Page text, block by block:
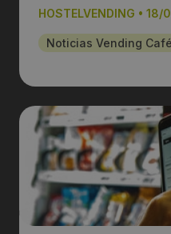
HOSTELVENDING • 18/
Noticias Vending Café